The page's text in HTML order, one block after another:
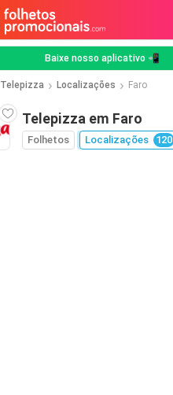
Baixe nosso aplicativo 📲
Telepizza Localizações Faro
Telepizza em Faro
Folhetos Localizações 120